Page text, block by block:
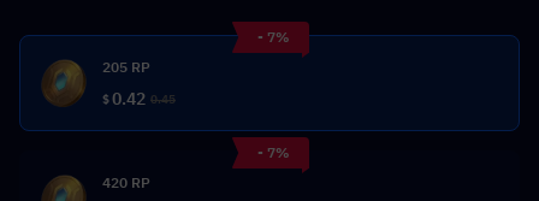
- 7%
205 RP
$0.42 0.45
- 7%
420 RP